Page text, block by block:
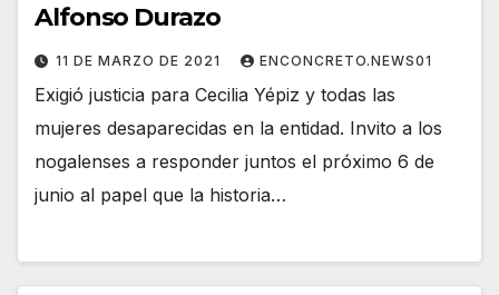
Alfonso Durazo
11 DE MARZO DE 2021 ENCONCRETO.NEWS01
Exigió justicia para Cecilia Yépiz y todas las
mujeres desaparecidas en la entidad. Invito a los
nogalenses a responder juntos el próximo 6 de
junio al papel que la historia…